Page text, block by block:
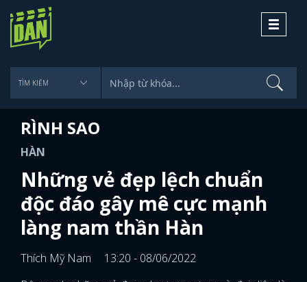
Toggle
RÌNH SAO
HÀN
Những vẻ đẹp lệch chuẩn
độc đáo gây mê cực mạnh
làng nam thần Hàn
Thích Mỹ Nam
13:20 - 08/06/2022